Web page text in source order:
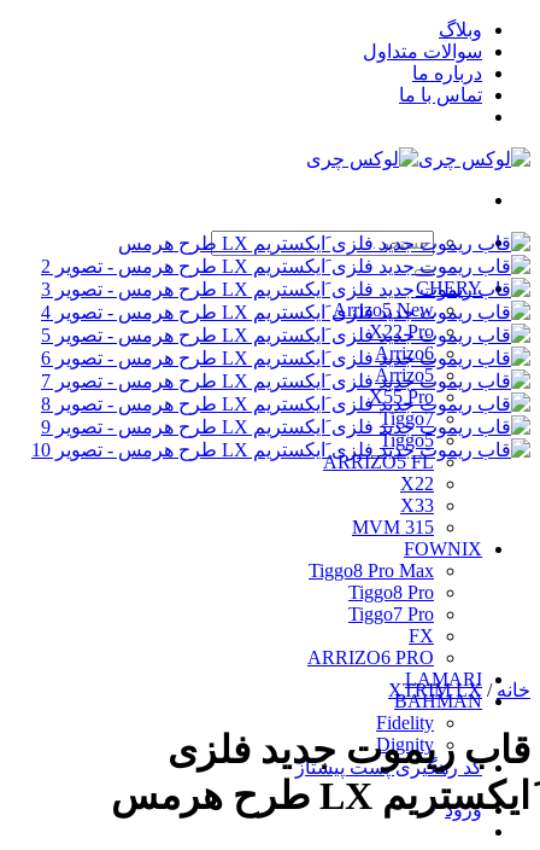
Skip
content
وبلاگ
سوالات متداول
درباره ما
تماس با ما
جستجو
برای:
CHERY
Arrizo5 New
X22 Pro
Arrizo6
Arrizo5
X55 Pro
Tiggo7
Tiggo5
ARRIZO5 FL
X22
X33
MVM 315
FOWNIX
Tiggo8 Pro Max
Tiggo8 Pro
Tiggo7 Pro
FX
ARRIZO6 PRO
LAMARI
BAHMAN
Fidelity
Dignity
کد رهگیری پست پیشتاز
ورود
خانه /
XTRIM LX
قاب ریموت جدید فلزی
َایکستریم LX طرح هرمس